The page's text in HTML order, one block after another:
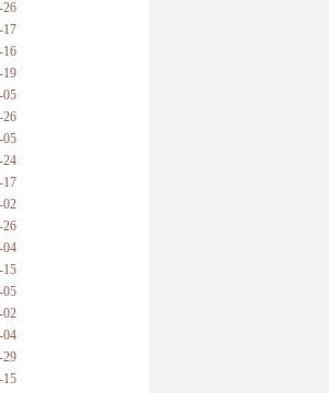
26
17
16
19
05
26
05
24
17
02
26
04
15
05
02
04
29
15